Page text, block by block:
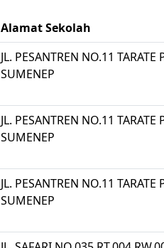
Alamat Sekolah
JL. PESANTREN NO.11 TARATE
SUMENEP
JL. PESANTREN NO.11 TARATE
SUMENEP
JL. PESANTREN NO.11 TARATE
SUMENEP